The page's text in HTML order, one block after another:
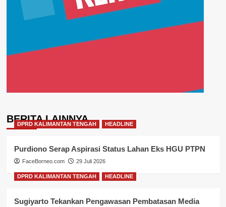
BERITA LAINNYA
DPRD KALIMANTAN TENGAH HEADLINE
Purdiono Serap Aspirasi Status Lahan Eks HGU PTPN
FaceBorneo.com 29 Juli 2026
DPRD KALIMANTAN TENGAH HEADLINE
Sugiyarto Tekankan Pengawasan Pembatasan Media